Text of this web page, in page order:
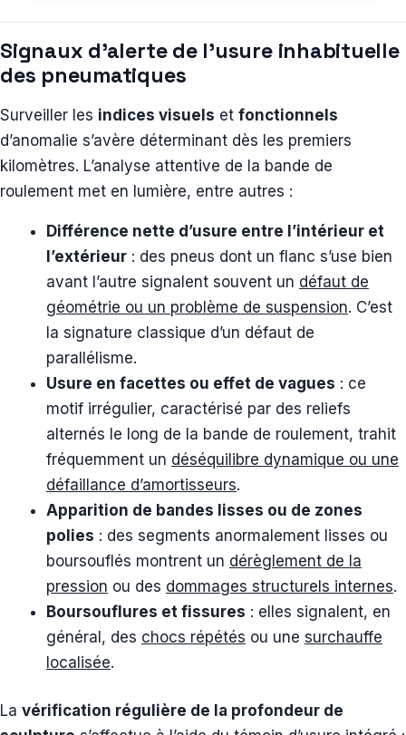
Signaux d’alerte de l’usure inhabituelle
des pneumatiques
Surveiller les indices visuels et fonctionnels
d’anomalie s’avère déterminant dès les premiers
kilomètres. L’analyse attentive de la bande de
roulement met en lumière, entre autres :
Différence nette d’usure entre l’intérieur et
l’extérieur : des pneus dont un flanc s’use bien
avant l’autre signalent souvent un défaut de
géométrie ou un problème de suspension. C’est
la signature classique d’un défaut de
parallélisme.
Usure en facettes ou effet de vagues : ce
motif irrégulier, caractérisé par des reliefs
alternés le long de la bande de roulement, trahit
fréquemment un déséquilibre dynamique ou une
défaillance d’amortisseurs.
Apparition de bandes lisses ou de zones
polies : des segments anormalement lisses ou
boursouflés montrent un dérèglement de la
pression ou des dommages structurels internes.
Boursouflures et fissures : elles signalent, en
général, des chocs répétés ou une surchauffe
localisée.
La vérification régulière de la profondeur de